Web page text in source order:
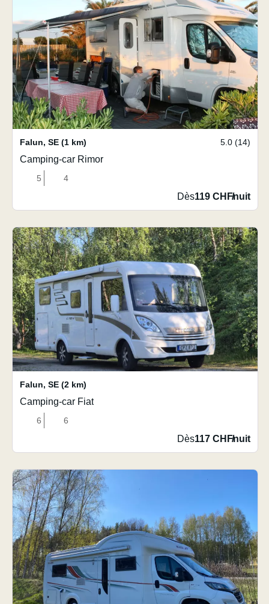
Falun, SE (1 km) 5.0 (14)
Camping-car Rimor
5 4
Dès119 CHF/nuit
Falun, SE (2 km)
Camping-car Fiat
6 6
Dès117 CHF/nuit